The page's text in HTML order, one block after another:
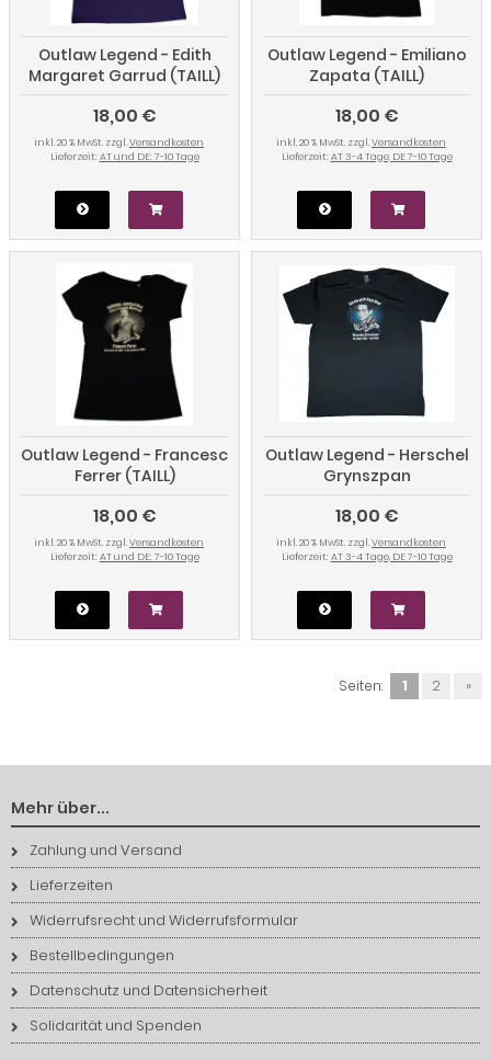
Outlaw Legend - Edith
Margaret Garrud (TAILL)
18,00 €
inkl. 20 % MwSt. zzgl.Versandkosten
Lieferzeit: AT und DE: 7-10 Tage
Outlaw Legend - Emiliano
Zapata (TAILL)
18,00 €
inkl. 20 % MwSt. zzgl.Versandkosten
Lieferzeit: AT 3-4 Tage, DE 7-10 Tage
Outlaw Legend - Francesc
Ferrer (TAILL)
18,00 €
inkl. 20 % MwSt. zzgl.Versandkosten
Lieferzeit: AT und DE: 7-10 Tage
Outlaw Legend - Herschel
Grynszpan
18,00 €
inkl. 20 % MwSt. zzgl.Versandkosten
Lieferzeit: AT 3-4 Tage, DE 7-10 Tage
Seiten: 1 2 »
Mehr über...
Zahlung und Versand
Lieferzeiten
Widerrufsrecht und Widerrufsformular
Bestellbedingungen
Datenschutz und Datensicherheit
Solidarität und Spenden